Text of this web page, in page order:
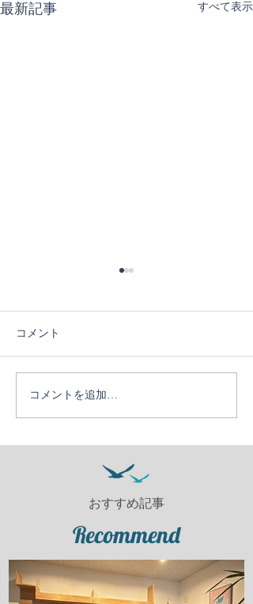
最新記事 すべて表示
４日目！
コメント
コメントを追加…
おすすめ記事
Recommend